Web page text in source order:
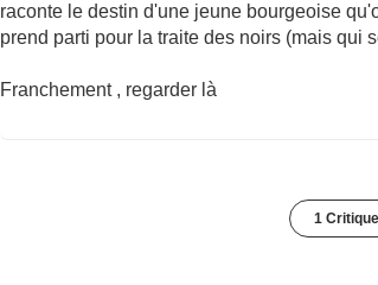
raconte le destin d'une jeune bourgeoise
prend parti pour la traite des noirs (mais qui
Franchement , regarder là
1